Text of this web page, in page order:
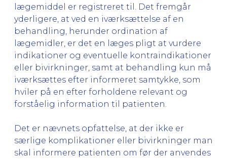
lægemiddel er registreret til. Det fremgår
yderligere, at ved en iværksættelse af en
behandling, herunder ordination af
lægemidler, er det en læges pligt at vurdere
indikationer og eventuelle kontraindikationer
eller bivirkninger, samt at behandling kun må
iværksættes efter informeret samtykke, som
hviler på en efter forholdene relevant og
forståelig information til patienten.
Det er nævnets opfattelse, at der ikke er
særlige komplikationer eller bivirkninger man
skal informere patienten om før der anvendes